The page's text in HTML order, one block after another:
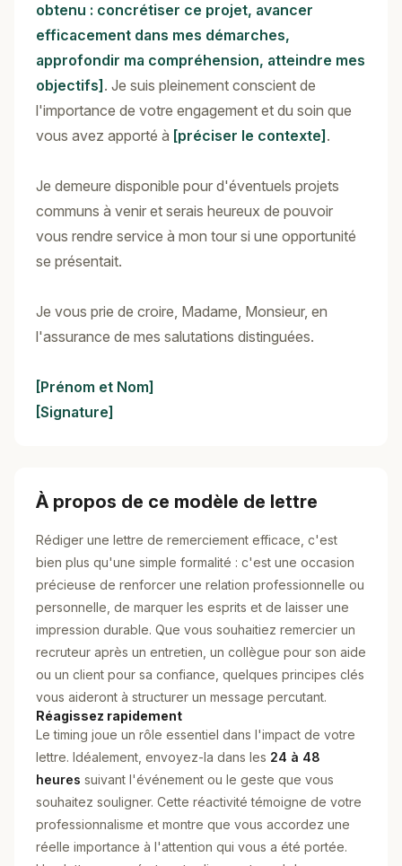
obtenu : concrétiser ce projet, avancer
efficacement dans mes démarches,
approfondir ma compréhension, atteindre mes
objectifs] . Je suis pleinement conscient de
l'importance de votre engagement et du soin que
vous avez apporté à [préciser le contexte] .
Je demeure disponible pour d'éventuels projets
communs à venir et serais heureux de pouvoir
vous rendre service à mon tour si une opportunité
se présentait.
Je vous prie de croire, Madame, Monsieur, en
l'assurance de mes salutations distinguées.
[Prénom et Nom]
[Signature]
À propos de ce modèle de lettre
Rédiger une lettre de remerciement efficace, c'est
bien plus qu'une simple formalité : c'est une occasion
précieuse de renforcer une relation professionnelle ou
personnelle, de marquer les esprits et de laisser une
impression durable. Que vous souhaitiez remercier un
recruteur après un entretien, un collègue pour son aide
ou un client pour sa confiance, quelques principes clés
vous aideront à structurer un message percutant.
Réagissez rapidement
Le timing joue un rôle essentiel dans l'impact de votre
lettre. Idéalement, envoyez-la dans les 24 à 48
heures suivant l'événement ou le geste que vous
souhaitez souligner. Cette réactivité témoigne de votre
professionnalisme et montre que vous accordez une
réelle importance à l'attention qui vous a été portée.